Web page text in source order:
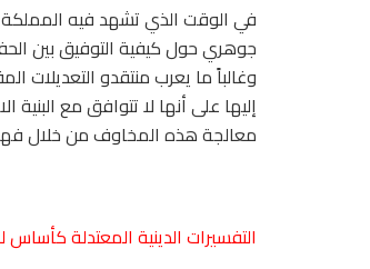
في الوقت الذي تشهد فيه المملكة
جوهري حول كيفية التوفيق بين
وغالباً ما يعرب منتقدو التعديلات
إليها على أنها لا تتوافق مع
معالجة هذه المخاوف من خلال فهم
التفسيرات الدينية المعتدلة كأساس